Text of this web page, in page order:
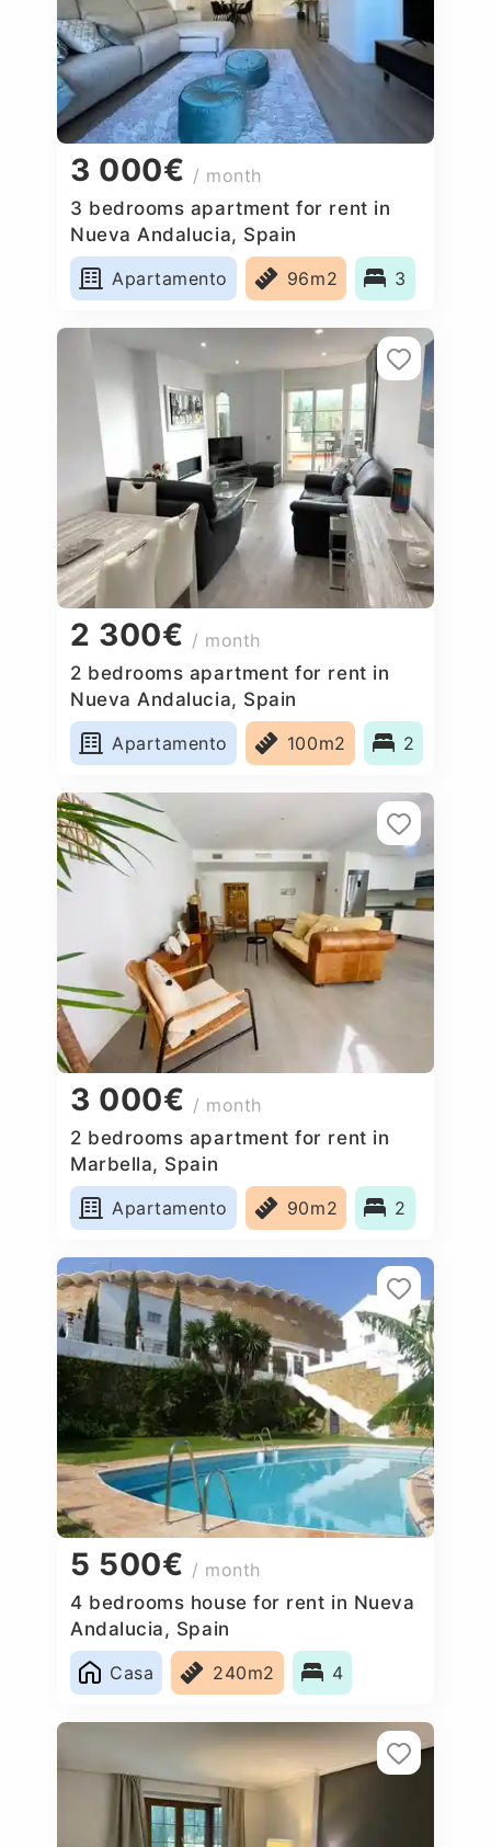
3 000€ / month
3 bedrooms apartment for rent in
Nueva Andalucia, Spain
Apartamento
96m2 3
2 300€ / month
2 bedrooms apartment for rent in
Nueva Andalucia, Spain
Apartamento
100m2 2
3 000€ / month
2 bedrooms apartment for rent in
Marbella, Spain
Apartamento
90m2 2
5 500€ / month
4 bedrooms house for rent in Nueva
Andalucia, Spain
Casa
240m2 4